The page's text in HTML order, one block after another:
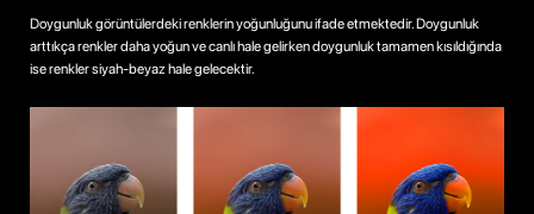
Doygunluk görüntülerdeki renklerin yoğunluğunu ifade etmektedir. Doygunluk
arttıkça renkler daha yoğun ve canlı hale gelirken doygunluk tamamen kısıldığında
ise renkler siyah-beyaz hale gelecektir.